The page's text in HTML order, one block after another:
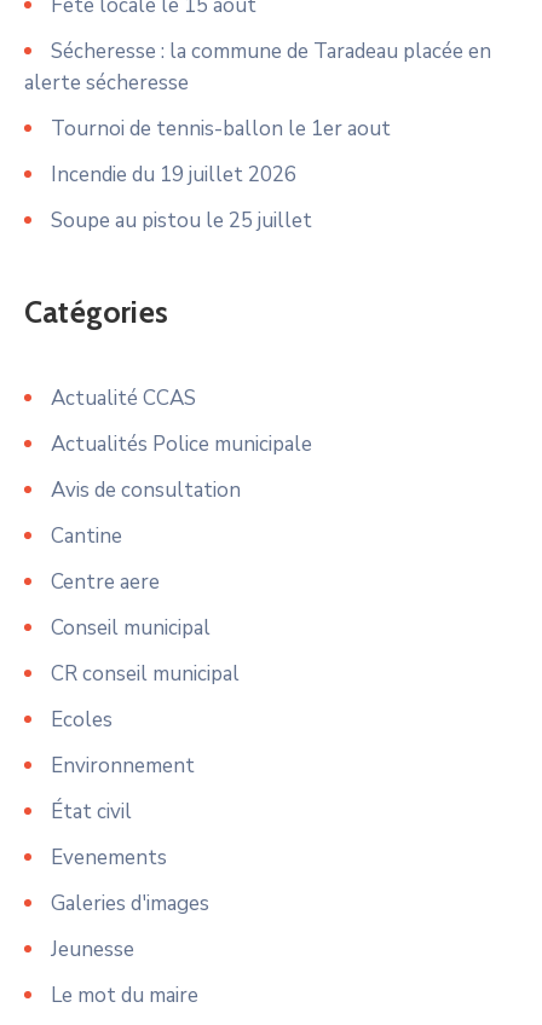
Sécheresse : la commune de Taradeau placée en
alerte sécheresse
Tournoi de tennis-ballon le 1er aout
Incendie du 19 juillet 2026
Soupe au pistou le 25 juillet
Catégories
Actualité CCAS
Actualités Police municipale
Avis de consultation
Cantine
Centre aere
Conseil municipal
CR conseil municipal
Ecoles
Environnement
État civil
Evenements
Galeries d'images
Jeunesse
Le mot du maire